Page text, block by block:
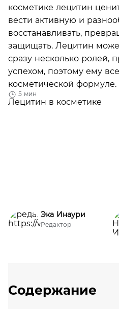
5 мин
косметике лецитин
вести активную и
восстанавливать,
защищать. Лецитин
сразу несколько ролей,
успехом, поэтому ему
косметической формуле.
Эка Инаури
Редактор
Содержание